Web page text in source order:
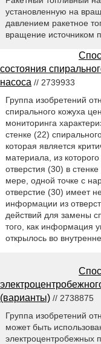
установленную на
давлением ракетное
вращение источником
состояния
насоса // 2739933
Группа изобретений
спирального кожуха
мониторинга
стенке (22)
которая является
материала, из
отверстия (30) в
мере, одной точке с
отверстие (30) имеет
информации из
действий для замены
того, как информация
открылось во
(варианты) // 2738875
Группа изобретений
может быть
электроцентробежных